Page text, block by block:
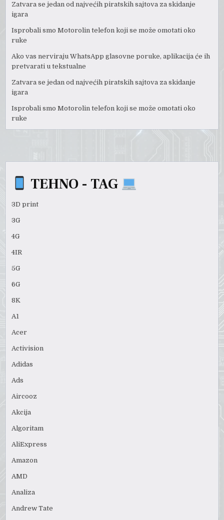
Zatvara se jedan od najvećih piratskih sajtova za skidanje
igara
Isprobali smo Motorolin telefon koji se može omotati oko
ruke
Ako vas nerviraju WhatsApp glasovne poruke, aplikacija će ih
pretvarati u tekstualne
Zatvara se jedan od najvećih piratskih sajtova za skidanje
igara
Isprobali smo Motorolin telefon koji se može omotati oko
ruke
TEHNO - TAG
3D print
3G
4G
4IR
5G
6G
8K
A1
Acer
Activision
Adidas
Ads
Aircooz
Akcija
Algoritam
AliExpress
Amazon
AMD
Analiza
Andrew Tate